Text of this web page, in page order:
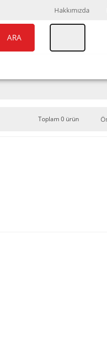
Hakkımızda
ARA
Toplam 0 ürün